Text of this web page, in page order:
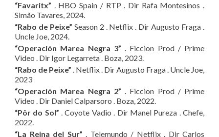
“Favaritx” . HBO Spain / RTP . Dir Rafa Montesinos .
Simão Tavares, 2024.
“Rabo de Peixe” Season 2 . Netflix . Dir Augusto Fraga .
Uncle Joe, 2024.
“Operación Marea Negra 3” . Ficcion Prod / Prime
Video . Dir Igor Legarreta . Boza, 2023.
“Rabo de Peixe” . Netflix . Dir Augusto Fraga . Uncle Joe,
2023
“Operación Marea Negra 2” . Ficcion Prod / Prime
Video . Dir Daniel Calparsoro . Boza, 2022.
“Pôr do Sol” . Coyote Vadio . Dir Manel Pureza . Chefe,
2022.
“La Reina del Sur” . Telemundo / Netflix . Dir Carlos